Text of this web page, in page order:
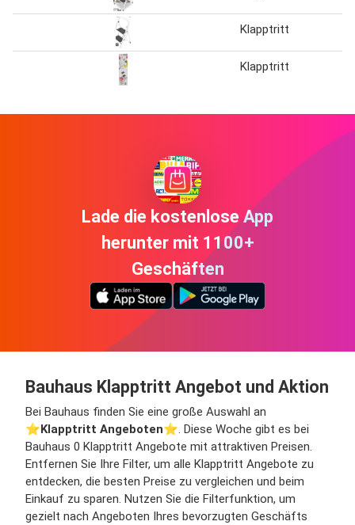
Klapptritt
Klapptritt
Lade die kostenlose App
herunter mit 1100+
Geschäften
Bauhaus Klapptritt Angebot und Aktion
Bei Bauhaus finden Sie eine große Auswahl an
⭐️Klapptritt Angeboten⭐️. Diese Woche gibt es bei
Bauhaus 0 Klapptritt Angebote mit attraktiven Preisen.
Entfernen Sie Ihre Filter, um alle Klapptritt Angebote zu
entdecken, die besten Preise zu vergleichen und beim
Einkauf zu sparen. Nutzen Sie die Filterfunktion, um
gezielt nach Angeboten Ihres bevorzugten Geschäfts